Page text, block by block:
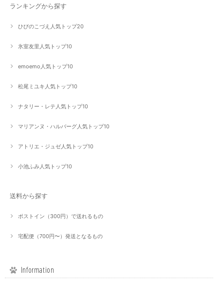
ランキングから探す
ひびのこづえ人気トップ20
氷室友里人気トップ10
emoemo人気トップ10
松尾ミユキ人気トップ10
ナタリー・レテ人気トップ10
マリアンヌ・ハルバーグ人気トップ10
アトリエ・ジュゼ人気トップ10
小池ふみ人気トップ10
送料から探す
ポストイン（300円）で送れるもの
宅配便（700円〜）発送となるもの
Information